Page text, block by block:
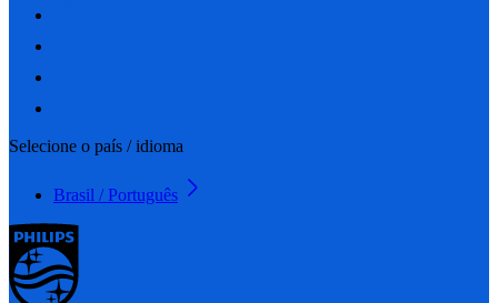
Selecione o país / idioma
Brasil / Português